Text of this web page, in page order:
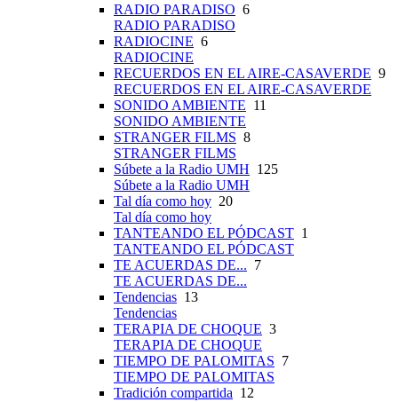
RADIO PARADISO 6
RADIO PARADISO
RADIOCINE 6
RADIOCINE
RECUERDOS EN EL AIRE-CASAVERDE 9
RECUERDOS EN EL AIRE-CASAVERDE
SONIDO AMBIENTE 11
SONIDO AMBIENTE
STRANGER FILMS 8
STRANGER FILMS
Súbete a la Radio UMH 125
Súbete a la Radio UMH
Tal día como hoy 20
Tal día como hoy
TANTEANDO EL PÓDCAST 1
TANTEANDO EL PÓDCAST
TE ACUERDAS DE... 7
TE ACUERDAS DE...
Tendencias 13
Tendencias
TERAPIA DE CHOQUE 3
TERAPIA DE CHOQUE
TIEMPO DE PALOMITAS 7
TIEMPO DE PALOMITAS
Tradición compartida 12